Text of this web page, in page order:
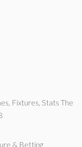
Fixtures, Stats The
& Betting